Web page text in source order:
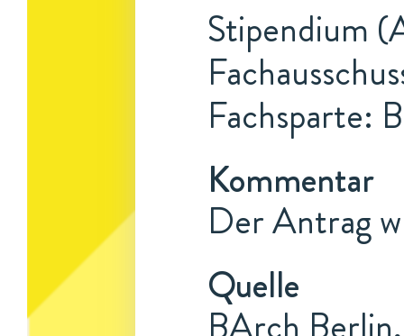
Stipendium
Fachsparte:
Kommentar
Der Antrag
Quelle